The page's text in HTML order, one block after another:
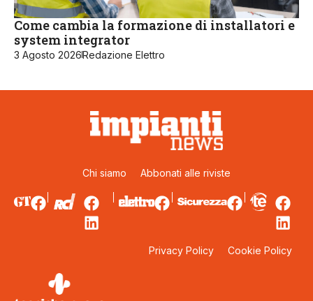
Come cambia la formazione di installatori e
system integrator
3 Agosto 2026Redazione Elettro
Chi siamo Abbonati alle riviste
Privacy Policy Cookie Policy